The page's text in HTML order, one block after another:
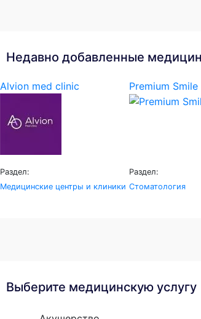
Недавно добавленные
Alvion med clinic
Раздел:
Медицинские центры и клиники
Premium Smile
Раздел:
Стоматология
Выберите медицинскую услугу